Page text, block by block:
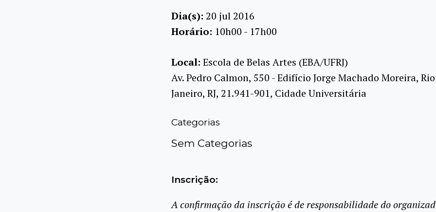
Dia(s): 20 jul 2016
Horário: 10h00 - 17h00
Local: Escola de Belas Artes (EBA/UFRJ)
Av. Pedro Calmon, 550 - Edifício Jorge Machado Moreira,
Janeiro, RJ, 21.941-901, Cidade Universitária
Categorias
Sem Categorias
Inscrição:
A confirmação da inscrição é de responsabilidade do